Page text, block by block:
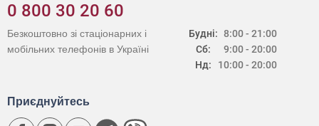
0 800 30 20 60
Будні:
Сб:
Нд:
8:00 - 21:00
9:00 - 20:00
10:00 - 20:00
Безкоштовно зі стаціонарних і
мобільних телефонів в Україні
Приєднуйтесь